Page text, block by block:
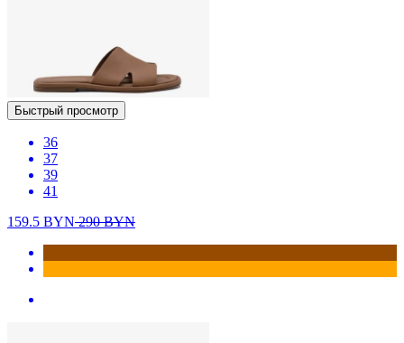
Быстрый просмотр
36
37
39
41
159.5 BYN290BYN